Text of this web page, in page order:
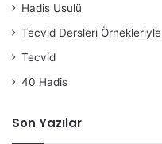
Hadis Usulü
Tecvid Dersleri Örnekleriyle
Tecvid
40 Hadis
Son Yazılar